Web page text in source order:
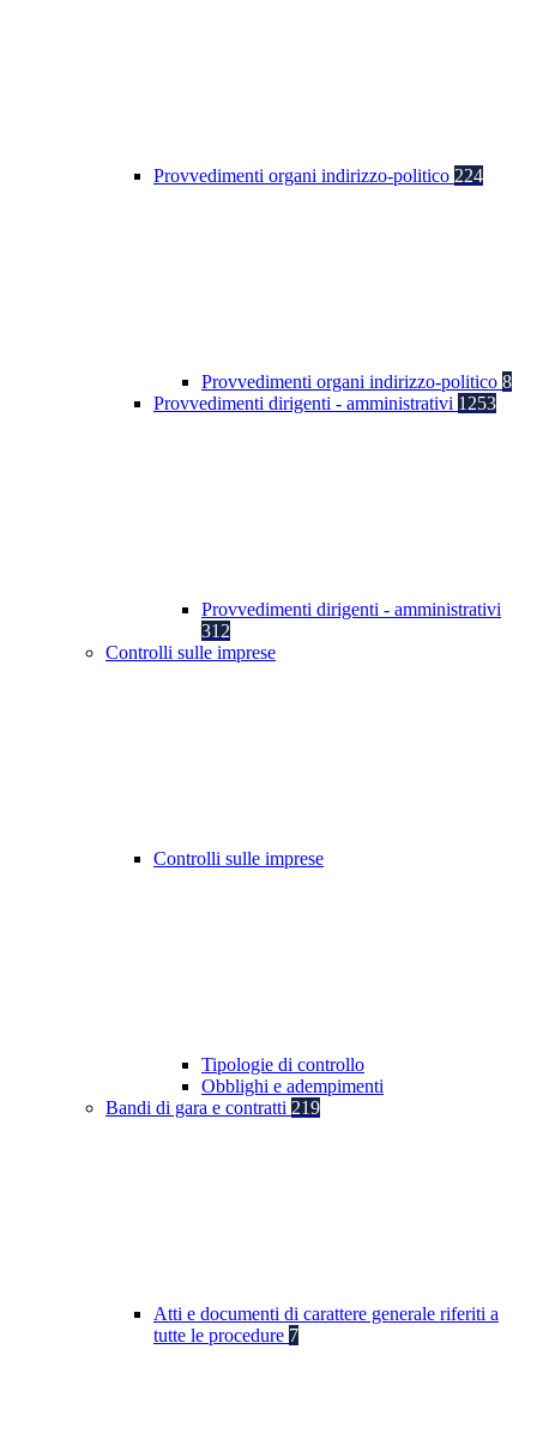
Provvedimenti organi indirizzo-politico 224
Provvedimenti organi indirizzo-politico 8
Provvedimenti dirigenti - amministrativi 1253
Provvedimenti dirigenti - amministrativi
312
Controlli sulle imprese
Controlli sulle imprese
Tipologie di controllo
Obblighi e adempimenti
Bandi di gara e contratti 219
Atti e documenti di carattere generale riferiti a
tutte le procedure 7